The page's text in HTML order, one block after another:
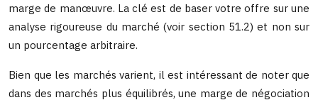
marge de manœuvre. La clé est de baser votre offre sur une
analyse rigoureuse du marché (voir section 51.2) et non sur
un pourcentage arbitraire.
Bien que les marchés varient, il est intéressant de noter que
dans des marchés plus équilibrés, une marge de négociation